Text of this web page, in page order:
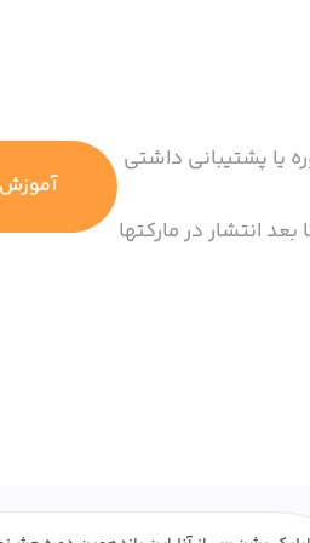
یا پشتیبانی داشتی
انتشار در مارکتها